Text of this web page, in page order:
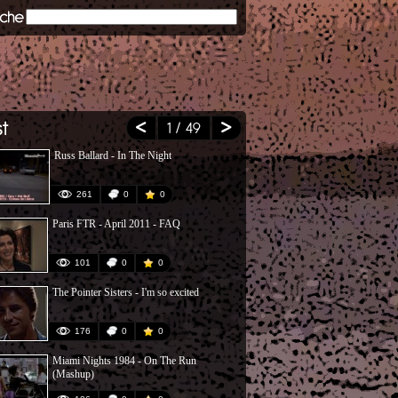
1 / 49
Russ Ballard - In The Night
261 0 0
Paris FTR - April 2011 - FAQ
101 0 0
The Pointer Sisters - I'm so excited
176 0 0
Miami Nights 1984 - On The Run
(Mashup)
Lombard
50
Jan
video
248
Joueur du
16
Batman -